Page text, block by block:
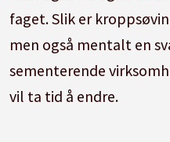
faget. Slik er
men også mentalt en
sementerende
vil ta tid å endre.